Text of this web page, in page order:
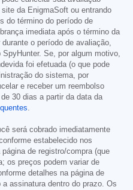
da EnigmaSoft ou entrando
do término do período de
imediata após o término da
o período de avaliação,
Se, por algum motivo,
foi efetuada (o que pode
do sistema, por
e receber um reembolso
30 dias a partir da data da
.
será cobrado imediatamente
estabelecido nos
de registro/compra (que
os preços podem variar de
detalhes na página de
assinatura dentro do prazo. Os